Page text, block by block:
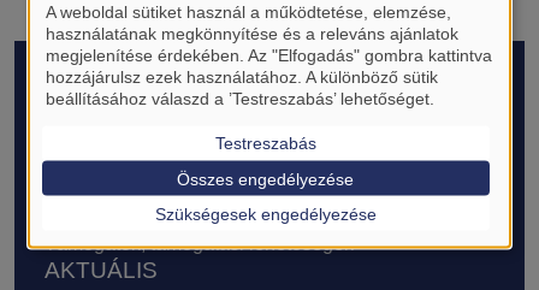
Lábléc
RÓLUNK
Sajtó- és médiamegjelenések
Transzlációs Medicina Alapítvány
Transzlációs Medicina
Támogatók, támogatási lehetőségek
AKTUÁLIS
A weboldal sütiket használ a működtetése, elemzése,
használatának megkönnyítése és a releváns ajánlatok
megjelenítése érdekében. Az "Elfogadás" gombra kattintva
hozzájárulsz ezek használatához. A különböző sütik
beállításához válaszd a ’Testreszabás’ lehetőséget.
Testreszabás
Szükségesek engedélyezése
Összes engedélyezése